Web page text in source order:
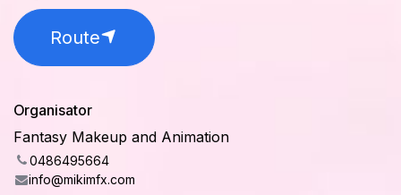
Route
Organisator
Fantasy Makeup and Animation
0486495664
info@mikimfx.com